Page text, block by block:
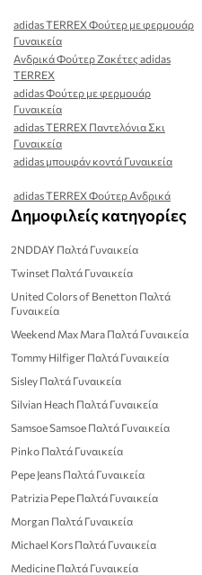
adidas TERREX Φούτερ με φερμουάρ
Γυναικεία
Ανδρικά Φούτερ Ζακέτες adidas
TERREX
adidas Φούτερ με φερμουάρ
Γυναικεία
adidas TERREX Παντελόνια Σκι
Γυναικεία
adidas μπουφάν κοντά Γυναικεία
adidas TERREX Φούτερ Ανδρικά
Δημοφιλείς κατηγορίες
2NDDAY Παλτά Γυναικεία
Twinset Παλτά Γυναικεία
United Colors of Benetton Παλτά
Γυναικεία
Weekend Max Mara Παλτά Γυναικεία
Tommy Hilfiger Παλτά Γυναικεία
Sisley Παλτά Γυναικεία
Silvian Heach Παλτά Γυναικεία
Samsoe Samsoe Παλτά Γυναικεία
Pinko Παλτά Γυναικεία
Pepe Jeans Παλτά Γυναικεία
Patrizia Pepe Παλτά Γυναικεία
Morgan Παλτά Γυναικεία
Michael Kors Παλτά Γυναικεία
Medicine Παλτά Γυναικεία